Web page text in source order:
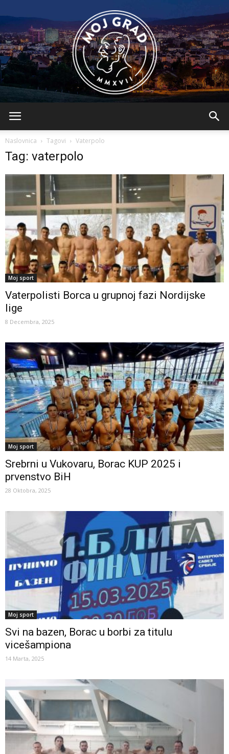
Naslovnica Tagovi Vaterpolo
Tag: vaterpolo
Moj sport
Vaterpolisti Borca u grupnoj fazi Nordijske
lige
8 Decembra, 2025
Moj sport
Srebrni u Vukovaru, Borac KUP 2025 i
prvenstvo BiH
28 Oktobra, 2025
Moj sport
Svi na bazen, Borac u borbi za titulu
vicešampiona
14 Marta, 2025